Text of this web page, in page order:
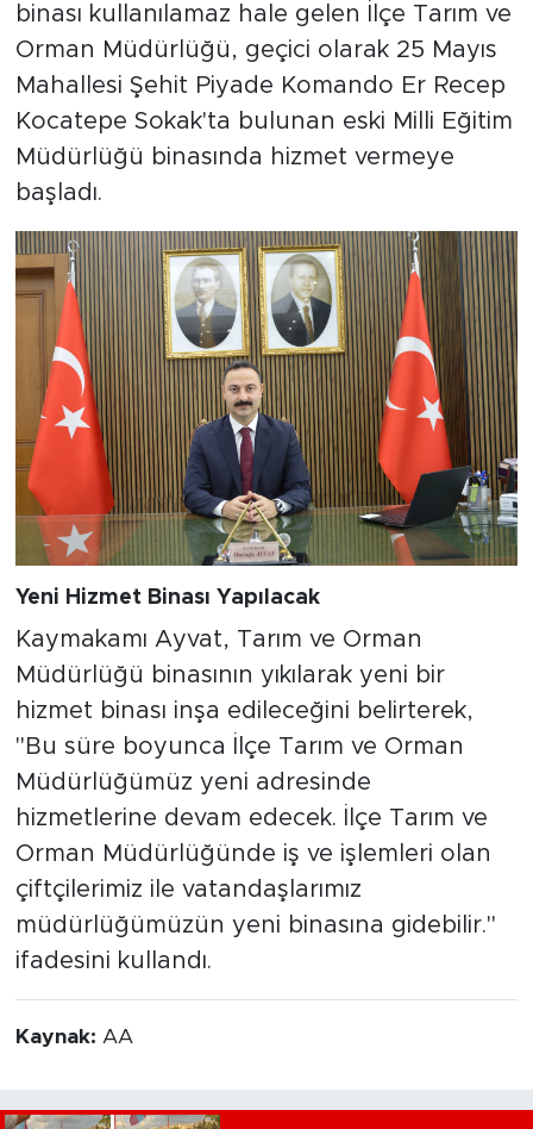
binası kullanılamaz hale gelen İlçe Tarım ve
Orman Müdürlüğü, geçici olarak 25 Mayıs
Mahallesi Şehit Piyade Komando Er Recep
Kocatepe Sokak'ta bulunan eski Milli Eğitim
Müdürlüğü binasında hizmet vermeye
başladı.
Yeni Hizmet Binası Yapılacak
Kaymakamı Ayvat, Tarım ve Orman
Müdürlüğü binasının yıkılarak yeni bir
hizmet binası inşa edileceğini belirterek,
"Bu süre boyunca İlçe Tarım ve Orman
Müdürlüğümüz yeni adresinde
hizmetlerine devam edecek. İlçe Tarım ve
Orman Müdürlüğünde iş ve işlemleri olan
çiftçilerimiz ile vatandaşlarımız
müdürlüğümüzün yeni binasına gidebilir."
ifadesini kullandı.
Kaynak: AA